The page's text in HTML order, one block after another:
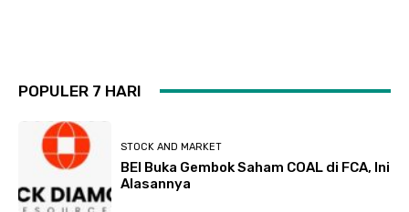
POPULER 7 HARI
STOCK AND MARKET
BEI Buka Gembok Saham COAL di FCA, Ini
Alasannya